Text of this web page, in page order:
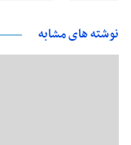
نوشته های مشابه